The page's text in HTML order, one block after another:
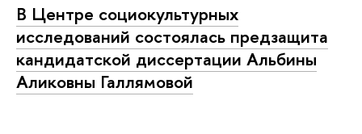
В Центре социокультурных
исследований состоялась предзащита
кандидатской диссертации Альбины
Аликовны Галлямовой